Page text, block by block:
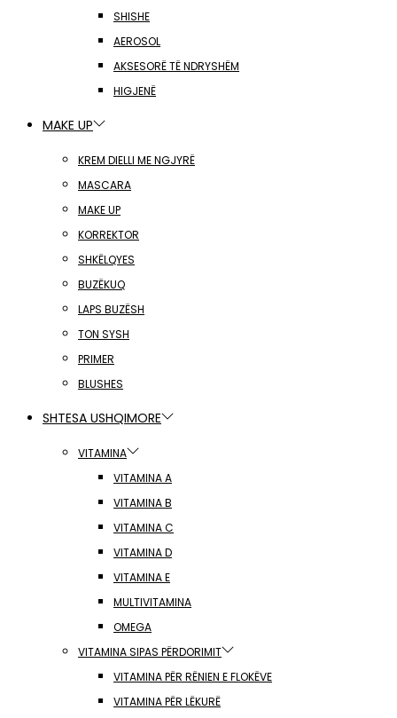
SHISHE
AEROSOL
AKSESORË TË NDRYSHËM
HIGJENË
MAKE UP
KREM DIELLI ME NGJYRË
MASCARA
MAKE UP
KORREKTOR
SHKËLQYES
BUZËKUQ
LAPS BUZËSH
TON SYSH
PRIMER
BLUSHES
SHTESA USHQIMORE
VITAMINA
VITAMINA A
VITAMINA B
VITAMINA C
VITAMINA D
VITAMINA E
MULTIVITAMINA
OMEGA
VITAMINA SIPAS PËRDORIMIT
VITAMINA PËR RËNIEN E FLOKËVE
VITAMINA PËR LËKURË